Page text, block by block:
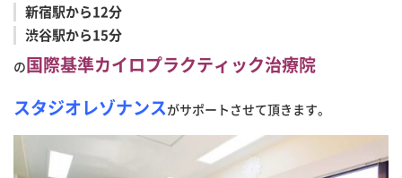
新宿駅から12分
渋谷駅から15分
の国際基準カイロプラクティック治療院
スタジオレゾナンスがサポートさせて頂きます。